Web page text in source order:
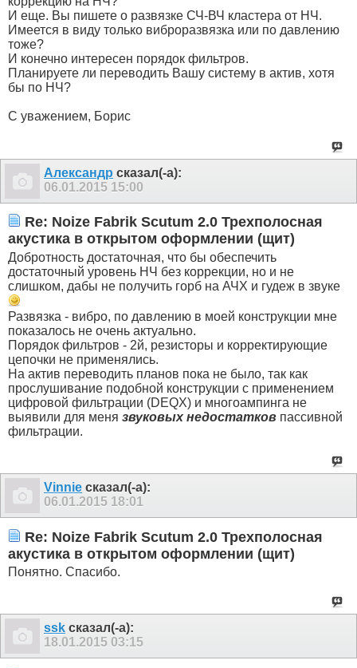
И еще. Вы пишете о развязке СЧ-ВЧ кластера от НЧ.
Имеется в виду только виброразвязка или по давлению
тоже?
И конечно интересен порядок фильтров.
Планируете ли переводить Вашу систему в актив, хотя
бы по НЧ?
С уважением, Борис
Александр сказал(-а):
06.01.2015 15:00
Re: Noize Fabrik Scutum 2.0 Трехполосная
акустика в открытом оформлении (щит)
Добротность достаточная, что бы обеспечить
достаточный уровень НЧ без коррекции, но и не
слишком, дабы не получить горб на АЧХ и гудеж в звуке
Развязка - вибро, по давлению в моей конструкции мне
показалось не очень актуально.
Порядок фильтров - 2й, резисторы и корректирующие
цепочки не применялись.
На актив переводить планов пока не было, так как
прослушивание подобной конструкции с применением
цифровой фильтрации (DEQX) и многоампинга не
выявили для меня звуковых недостатков пассивной
фильтрации.
Vinnie сказал(-а):
06.01.2015 18:01
Re: Noize Fabrik Scutum 2.0 Трехполосная
акустика в открытом оформлении (щит)
Понятно. Спасибо.
ssk сказал(-а):
18.01.2015 03:15